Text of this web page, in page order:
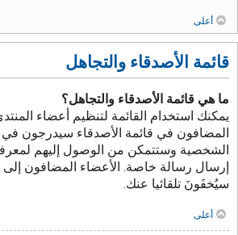
أعلى
قائمة الأصدقاء والتجاهل
ما هي قائمة الأصدقاء والتجاهل؟
يمكنك استخدام القائمة لتنظيم أعضاء
المضافون في قائمة الأصدقاء سيدرجون في
الشخصية وستتمكن من الوصول إليهم
إرسال رسالة خاصة. الأعضاء المضافون إلى
سيُخفَونَ تلقائيا عنك.
أعلى